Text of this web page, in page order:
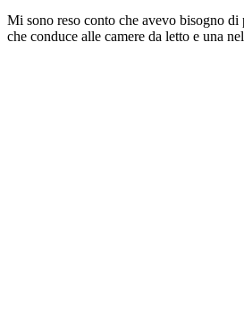
Mi sono reso conto che avevo bisogno
che conduce alle camere da letto e una